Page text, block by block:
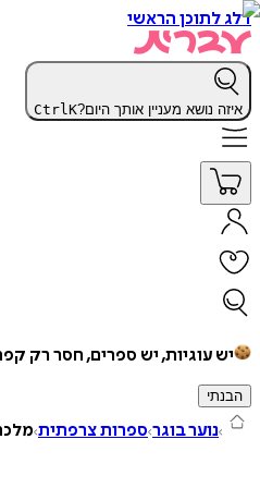
דלג לתוכן הראשי
איזה נושא מעניין אותך היום? CtrlK
יש עוגיות, יש ספרים, חסר רק
הבנתי
נוער בוגר ספרות צרפתית